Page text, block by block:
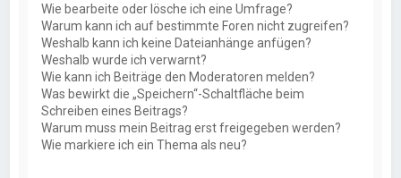
Wie bearbeite oder lösche ich eine Umfrage?
Warum kann ich auf bestimmte Foren nicht zugreifen?
Weshalb kann ich keine Dateianhänge anfügen?
Weshalb wurde ich verwarnt?
Wie kann ich Beiträge den Moderatoren melden?
Was bewirkt die „Speichern“-Schaltfläche beim
Schreiben eines Beitrags?
Warum muss mein Beitrag erst freigegeben werden?
Wie markiere ich ein Thema als neu?